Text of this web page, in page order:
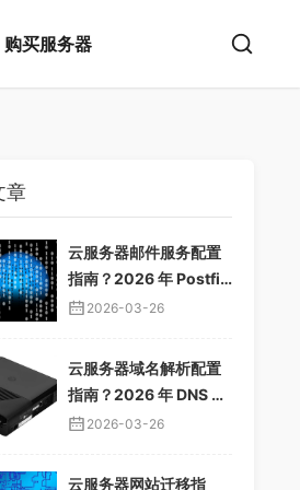
购买服务器
章
云服务器邮件服务配置
指南？2026 年 Postfix
邮件服务器教程，企业
2026-03-26
云服务器域名解析配置
指南？2026 年 DNS 解
析教程，域名绑定服务
2026-03-26
云服务器网站迁移指